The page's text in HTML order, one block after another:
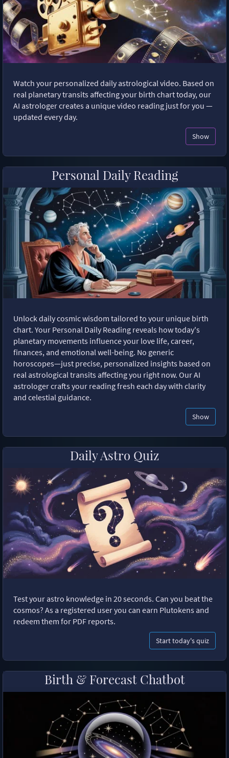
Watch your personalized daily astrological video. Based on
real planetary transits affecting your birth chart today, our
AI astrologer creates a unique video reading just for you —
updated every day.
Show
Personal Daily Reading
Unlock daily cosmic wisdom tailored to your unique birth
chart. Your Personal Daily Reading reveals how today's
planetary movements influence your love life, career,
finances, and emotional well-being. No generic
horoscopes—just precise, personalized insights based on
real astrological transits affecting you right now. Our AI
astrologer crafts your reading fresh each day with clarity
and celestial guidance.
Show
Daily Astro Quiz
Test your astro knowledge in 20 seconds. Can you beat the
cosmos? As a registered user you can earn Plutokens and
redeem them for PDF reports.
Start today's quiz
Birth & Forecast Chatbot